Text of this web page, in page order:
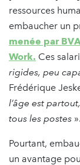
ressources
embaucher un
menée par
Work. Ces
rigides, peu
Frédérique
l’âge est
tous les postes ».
Pourtant,
un avantage